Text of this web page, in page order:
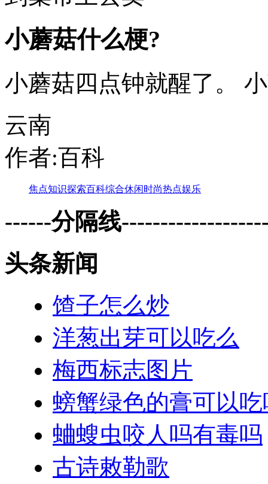
小蘑菇什么梗?
小蘑菇四点钟就醒了。
云南
作者:百科
焦点知识探索百科综合休闲时尚热点娱乐
------分隔线
头条新闻
馇子怎么炒
洋葱出芽可以吃么
梅西标志图片
螃蟹绿色的膏可以吃
蛐螋虫咬人吗有毒吗
古诗敕勒歌